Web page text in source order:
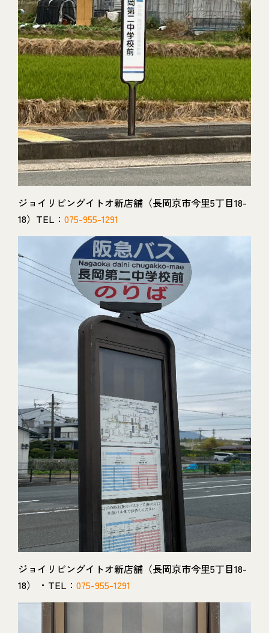
ジョイリビングイトオ新店舗（長岡京市今里5丁目18-
18）TEL： 075-955-1291
ジョイリビングイトオ新店舗（長岡京市今里5丁目18-
18） ・TEL： 075-955-1291